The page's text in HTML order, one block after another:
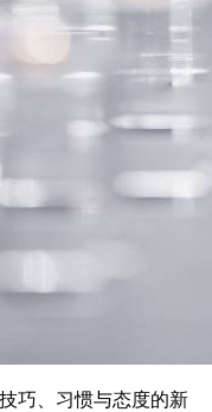
巧、习惯与态度的新